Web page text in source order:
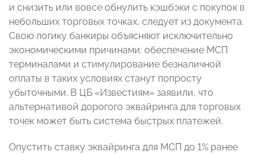
и снизить или вовсе обнулить кэшбэки с покупок в
небольших торговых точках, следует из документа.
Свою логику банкиры объясняют исключительно
экономическими причинами: обеспечение МСП
терминалами и стимулирование безналичной
оплаты в таких условиях станут попросту
убыточными. В ЦБ «Известиям» заявили, что
альтернативой дорогого эквайринга для торговых
точек может быть система быстрых платежей.
Опустить ставку эквайринга для МСП до 1% ранее